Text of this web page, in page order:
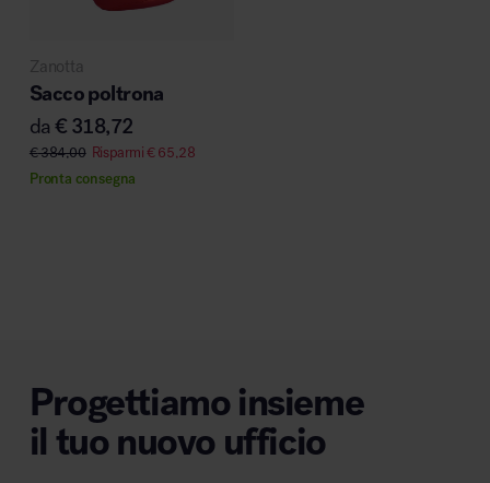
Zanotta
Sacco poltrona
da€ 318,72
€384,00 Risparmi€65,28
Pronta consegna
Progettiamo insieme
il tuo nuovo ufficio